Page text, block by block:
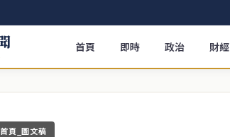
首頁 即時 政治 財經
首頁_圖文稿